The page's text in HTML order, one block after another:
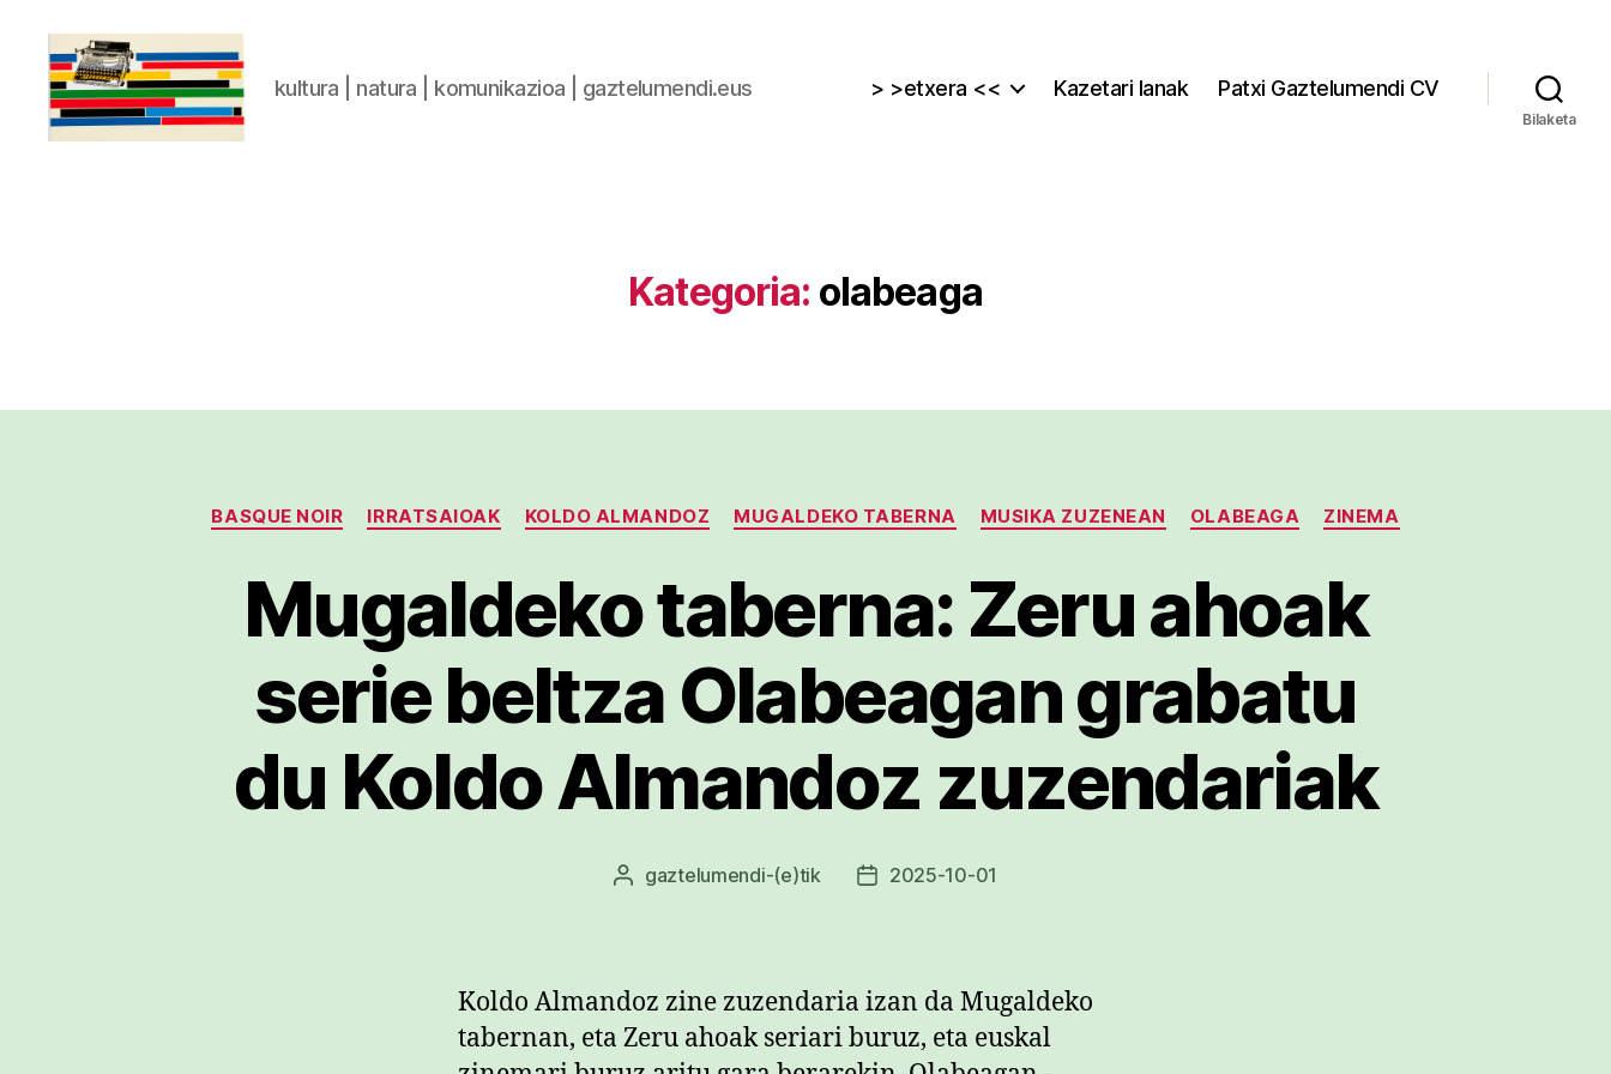
kultura | natura | komunikazioa | gaztelumendi.eus > >etxera << Kazetari lanak Patxi Gaztelumendi CV
Bilaketa
Kategoria: olabeaga
Kategoriak
BASQUE NOIR IRRATSAIOAK KOLDO ALMANDOZ MUGALDEKO TABERNA MUSIKA ZUZENEAN OLABEAGA ZINEMA
Mugaldeko taberna: Zeru ahoak
serie beltza Olabeagan grabatu
du Koldo Almandoz zuzendariak
Argitalpenaren
gaztelumendi-(e)tik
Argitalpenaren
2025-10-01
Koldo Almandoz zine zuzendaria izan da Mugaldeko
tabernan, eta Zeru ahoak seriari buruz, eta euskal